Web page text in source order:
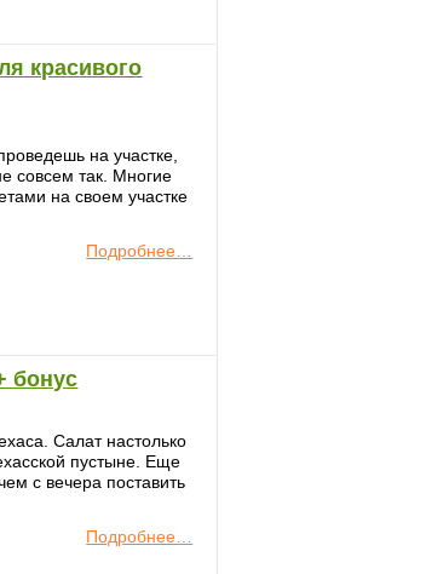
красивого
на участке,
совсем так. Многие
на своем участке
Подробнее…
бонус
Салат настолько
пустыне. Еще
с вечера поставить
Подробнее…